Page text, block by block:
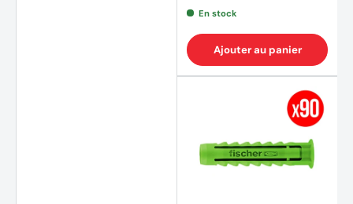
En stock
Ajouter au panier